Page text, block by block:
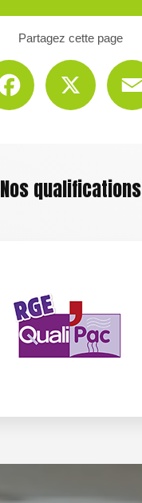
Partagez cette page
Facebook
Nos qualifications